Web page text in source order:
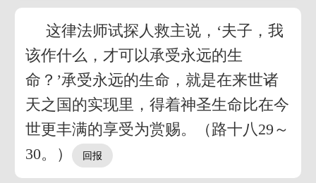
这律法师试探人救主说，‘夫子，我
该作什么，才可以承受永远的生
命？’承受永远的生命，就是在来世诸
天之国的实现里，得着神圣生命比在今
世更丰满的享受为赏赐。（路十八29～
30。）